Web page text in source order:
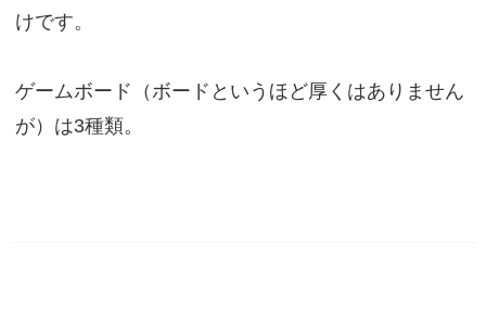
けです。
ゲームボード（ボードというほど厚くはありません
が）は3種類。